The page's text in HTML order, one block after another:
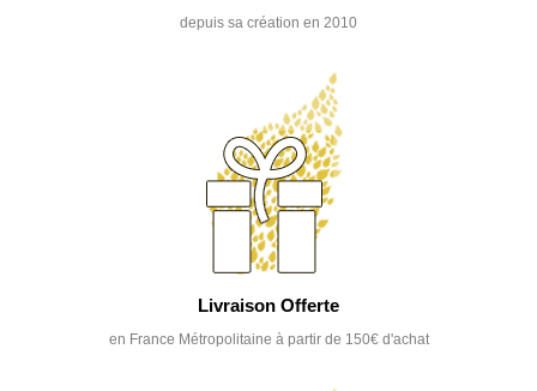
depuis sa création en 2010
Livraison Offerte
en France Métropolitaine à partir de 150€ d'achat